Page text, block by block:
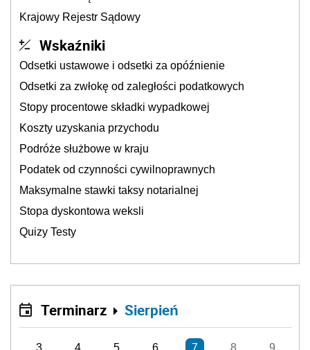
Krajowy Rejestr Sądowy
Wskaźniki
Odsetki ustawowe i odsetki za opóźnienie
Odsetki za zwłokę od zaległości podatkowych
Stopy procentowe składki wypadkowej
Koszty uzyskania przychodu
Podróże służbowe w kraju
Podatek od czynności cywilnoprawnych
Maksymalne stawki taksy notarialnej
Stopa dyskontowa weksli
Quizy Testy
Terminarz Sierpień
3 4 5 6 7 8 9